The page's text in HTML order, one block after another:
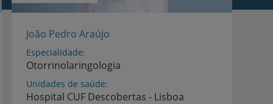
João Pedro Araújo
Especialidade
Otorrinolaringologia
Unidades de saúde
Hospital CUF Descobertas - Lisboa